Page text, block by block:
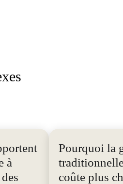
à
Pourquoi la
coûte plus